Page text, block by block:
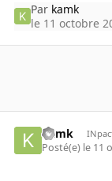
Par kamk
le 11 octobre
kamk
Posté(e) le 11